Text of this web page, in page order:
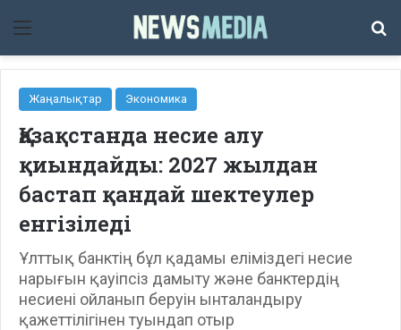
Мәзір
Жаңалықтар Экономика
Қазақстанда несие алу
қиындайды: 2027 жылдан
бастап қандай шектеулер
енгізіледі
Ұлттық банктің бұл қадамы еліміздегі несие
нарығын қауіпсіз дамыту және банктердің
несиені ойланып беруін ынталандыру
қажеттілігінен туындап отыр